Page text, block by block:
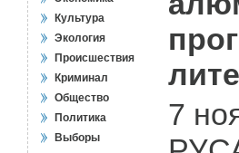
Культура
Экология
Происшествия
Криминал
Общество
Политика
Выборы
7